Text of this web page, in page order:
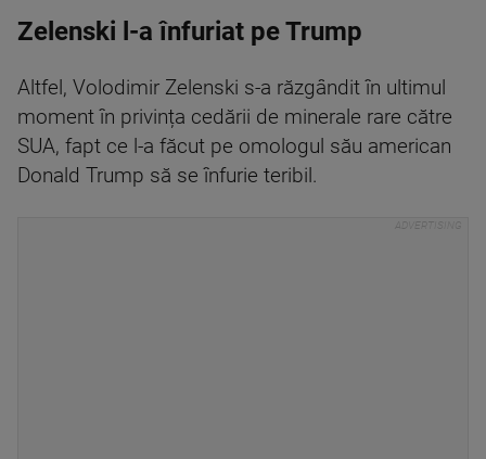
Zelenski l-a înfuriat pe Trump
Altfel, Volodimir Zelenski s-a răzgândit în ultimul
moment în privința cedării de minerale rare către
SUA, fapt ce l-a făcut pe omologul său american
Donald Trump să se înfurie teribil.